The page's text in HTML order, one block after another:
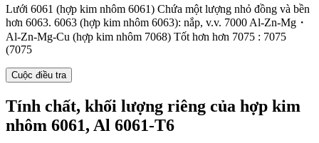
Lưới 6061 (hợp kim nhôm 6061) Chứa một lượng nhỏ đồng và bền
hơn 6063. 6063 (hợp kim nhôm 6063): nắp, v.v. 7000 Al-Zn-Mg・
Al-Zn-Mg-Cu (hợp kim nhôm 7068) Tốt hơn hơn 7075 : 7075
(7075
Cuộc điều tra
Tính chất, khối lượng riêng của hợp kim
nhôm 6061, Al 6061-T6